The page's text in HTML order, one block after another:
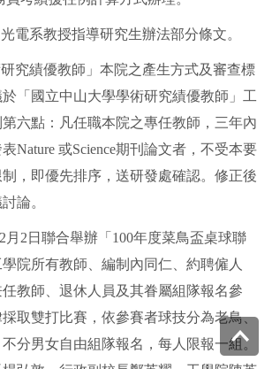
Top
電系教授指導研究生辦法部分條文。
究績優教師」本院之產生方式及審查標
「國立中山大學學術研究績優教師」工
六點：凡任職本院之專任教師，三年內
Nature 或Science期刊論文者，不受本要
，即優先排序，送研發處確認。修正後
論。
月2日聯合舉辦「100年度菜鳥盃桌球聯
院所有教師、編制內同仁、約聘僱人
教師、退休人員及其眷屬組隊報名參
取雙打比賽，依參賽者球技分為老鳥、
分男女自由組隊報名，每人限報一組。